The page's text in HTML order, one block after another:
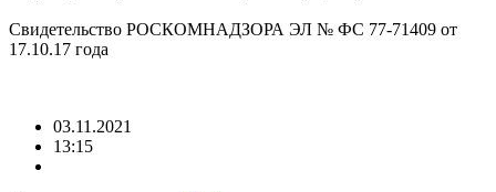
Свидетельство РОСКОМНАДЗОРА ЭЛ № ФС 77-71409 от
17.10.17 года
03.11.2021
13:15